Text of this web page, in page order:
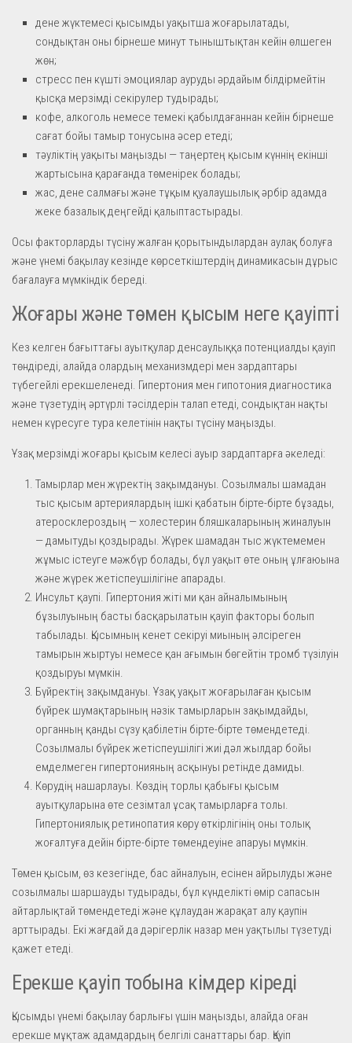
дене жүктемесі қысымды уақытша жоғарылатады,
сондықтан оны бірнеше минут тыныштықтан кейін өлшеген
жөн;
стресс пен күшті эмоциялар ауруды әрдайым білдірмейтін
қысқа мерзімді секірулер тудырады;
кофе, алкоголь немесе темекі қабылдағаннан кейін бірнеше
сағат бойы тамыр тонусына әсер етеді;
тәуліктің уақыты маңызды — таңертең қысым күннің екінші
жартысына қарағанда төменірек болады;
жас, дене салмағы және тұқым қуалаушылық әрбір адамда
жеке базалық деңгейді қалыптастырады.
Осы факторларды түсіну жалған қорытындылардан аулақ болуға
және үнемі бақылау кезінде көрсеткіштердің динамикасын дұрыс
бағалауға мүмкіндік береді.
Жоғары және төмен қысым неге қауіпті
Кез келген бағыттағы ауытқулар денсаулыққа потенциалды қауіп
төндіреді, алайда олардың механизмдері мен зардаптары
түбегейлі ерекшеленеді. Гипертония мен гипотония диагностика
және түзетудің әртүрлі тәсілдерін талап етеді, сондықтан нақты
немен күресуге тура келетінін нақты түсіну маңызды.
Ұзақ мерзімді жоғары қысым келесі ауыр зардаптарға әкеледі:
Тамырлар мен жүректің зақымдануы. Созылмалы шамадан
тыс қысым артериялардың ішкі қабатын бірте-бірте бұзады,
атеросклероздың — холестерин бляшкаларының жиналуын
— дамытуды қоздырады. Жүрек шамадан тыс жүктемемен
жұмыс істеуге мәжбүр болады, бұл уақыт өте оның ұлғаюына
және жүрек жетіспеушілігіне апарады.
Инсульт қаупі. Гипертония жіті ми қан айналымының
бұзылуының басты басқарылатын қауіп факторы болып
табылады. Қысымның кенет секіруі миының әлсіреген
тамырын жыртуы немесе қан ағымын бөгейтін тромб түзілуін
қоздыруы мүмкін.
Бүйректің зақымдануы. Ұзақ уақыт жоғарылаған қысым
бүйрек шумақтарының нәзік тамырларын зақымдайды,
органның қанды сүзу қабілетін бірте-бірте төмендетеді.
Созылмалы бүйрек жетіспеушілігі жиі дәл жылдар бойы
емделмеген гипертонияның асқынуы ретінде дамиды.
Көрудің нашарлауы. Көздің торлы қабығы қысым
ауытқуларына өте сезімтал ұсақ тамырларға толы.
Гипертониялық ретинопатия көру өткірлігінің оны толық
жоғалтуға дейін бірте-бірте төмендеуіне апаруы мүмкін.
Төмен қысым, өз кезегінде, бас айналуын, есінен айрылуды және
созылмалы шаршауды тудырады, бұл күнделікті өмір сапасын
айтарлықтай төмендетеді және құлаудан жарақат алу қаупін
арттырады. Екі жағдай да дәрігерлік назар мен уақтылы түзетуді
қажет етеді.
Ерекше қауіп тобына кімдер кіреді
Қысымды үнемі бақылау барлығы үшін маңызды, алайда оған
ерекше мұқтаж адамдардың белгілі санаттары бар. Қауіп